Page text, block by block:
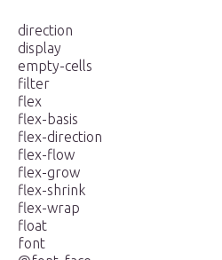
direction
display
empty-cells
filter
flex
flex-basis
flex-direction
flex-flow
flex-grow
flex-shrink
flex-wrap
float
font